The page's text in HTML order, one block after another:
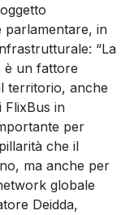
parlamentare, in
“La
è un fattore
territorio, anche
FlixBus in
per
che il
ma anche per
globale
Deidda,